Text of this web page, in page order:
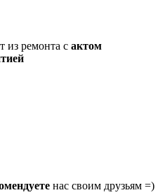
из ремонта с актом
нас своим друзьям =)